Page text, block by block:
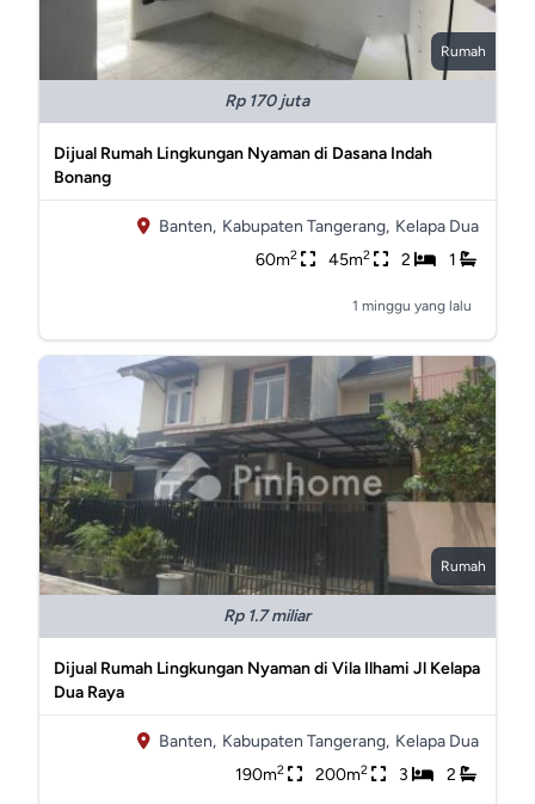
Rumah
Rp 170 juta
Dijual Rumah Lingkungan Nyaman di Dasana Indah
Bonang
Banten, Kabupaten Tangerang, Kelapa Dua
60m2 45m2 2 1
1 minggu yang lalu
Rumah
Rp 1.7 miliar
Dijual Rumah Lingkungan Nyaman di Vila Ilhami Jl Kelapa
Dua Raya
Banten, Kabupaten Tangerang, Kelapa Dua
190m2 200m2 3 2